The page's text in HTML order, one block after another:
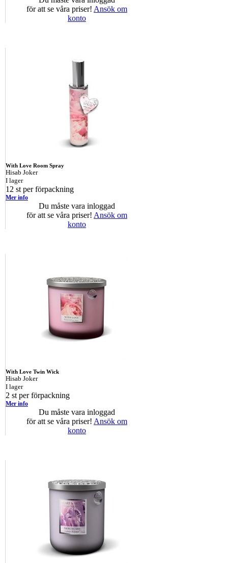
för att se våra priser! Ansök om
konto
With Love Room Spray
Hisab Joker
I lager
12 st per förpackning
Mer info
Du måste vara inloggad
för att se våra priser! Ansök om
konto
With Love Twin Wick
Hisab Joker
I lager
2 st per förpackning
Mer info
Du måste vara inloggad
för att se våra priser! Ansök om
konto